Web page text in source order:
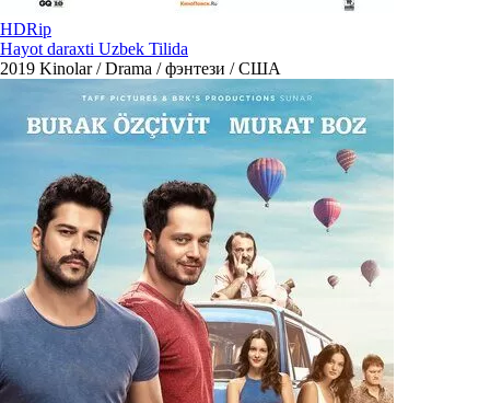
HDRip
Hayot daraxti Uzbek Tilida
2019 Kinolar / Drama / фэнтези / США